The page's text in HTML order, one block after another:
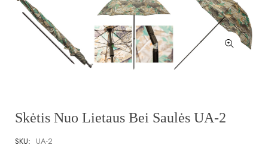
Skėtis Nuo Lietaus Bei Saulės UA-2
SKU: UA-2